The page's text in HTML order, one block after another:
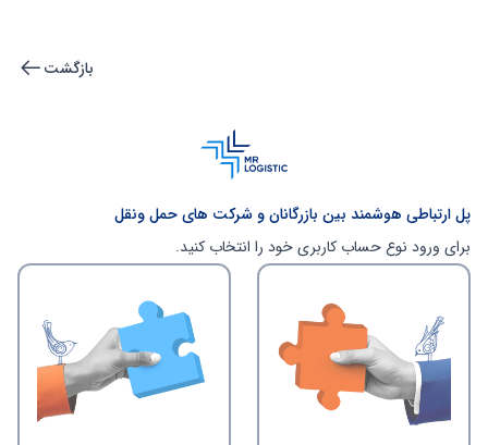
بازگشت
پل ارتباطی هوشمند بین بازرگانان و شرکت های حمل ونقل
برای ورود نوع حساب کاربری خود را انتخاب کنید.